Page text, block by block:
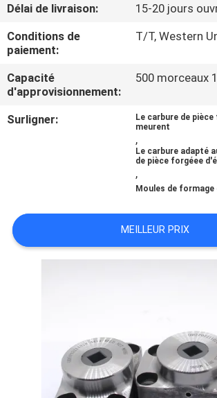
CONTRÔLE
DE
QUALITÉ
CONTACTEZ-
DEMANDEZ
UNE
Délai de livraison:
15-20 jours
Conditions de
paiement:
T/T, Western
Capacité
d'approvisionnement:
500 morceaux
Surligner:
Le carbure de
meurent
,
Le carbure adapté
de pièce forgéee
,
Moules de
MEILLEUR PRIX